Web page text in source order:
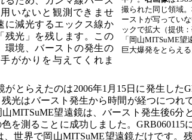
撮られた同じ領域
ーストが写ってい
ックで拡大（提供
「岡山MITSuME
巨大爆発をとらえる
いないと観測できませ
に減光するエックス線か
残光」を残します。この
環境、バーストの発生の
がかりを与えてくれま
とらえたのは2006年1月15日に発生した
光はバースト発生から時間が経つにつれ
MITSuME望遠鏡は、バースト発生後6分
を測ることに成功しました。GRB060115
世界で岡山MITSuME望遠鏡だけです。